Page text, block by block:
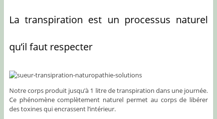
La transpiration est un processus naturel
qu’il faut respecter
Notre corps produit jusqu’à 1 litre de transpiration dans une journée.
Ce phénomène complètement naturel permet au corps de libérer
des toxines qui encrassent l’intérieur.